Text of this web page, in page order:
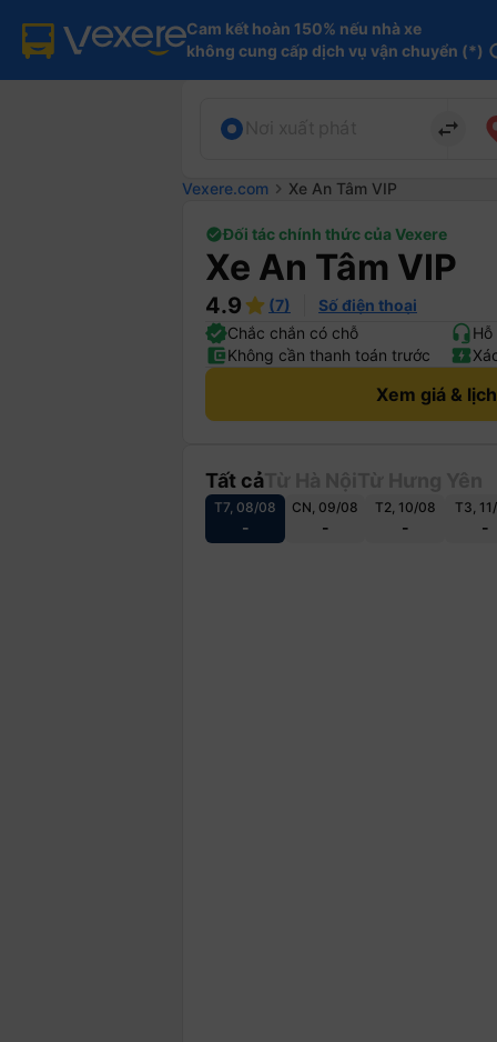
Cam kết hoàn 150% nếu nhà xe
không cung cấp dịch vụ vận chuyển (*)
import_export
Vexere.com chevron_right Xe An Tâm VIP
Đối tác chính thức của Vexere
Xe An Tâm VIP
4.9 (7)
Số điện thoại
Chắc chắn có chỗ
Không cần thanh toán trước
Xem giá &
Tất cả
T7, 08/08
-
CN, 09/08
-
T2, 10/08
-
T3,
-